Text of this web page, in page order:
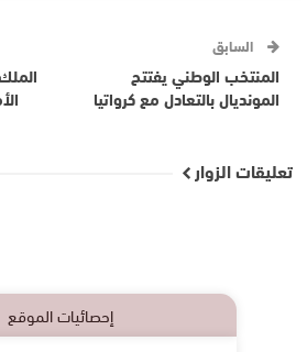
السابق
المنتخب الوطني يفتتح
المونديال بالتعادل مع كرواتيا
تعليقات الزوار
إحصائيات الموقع